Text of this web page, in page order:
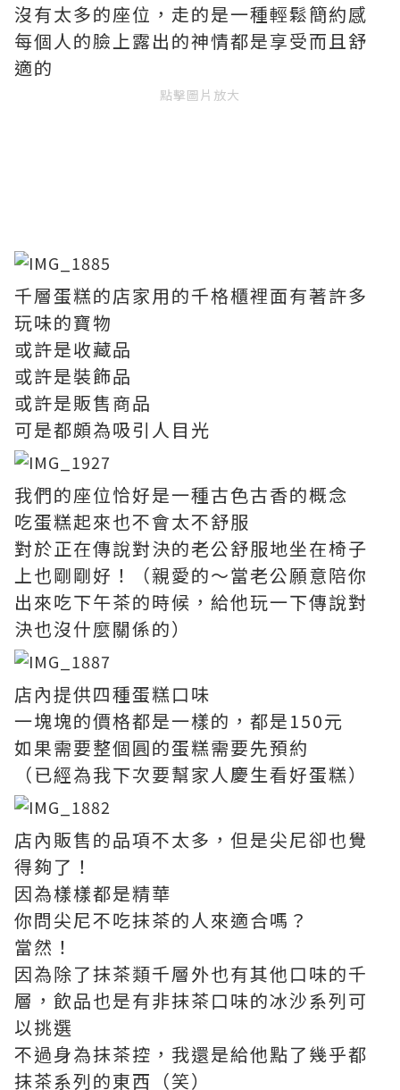
沒有太多的座位，走的是一種輕鬆簡約感
每個人的臉上露出的神情都是享受而且舒
適的
點擊圖片放大
千層蛋糕的店家用的千格櫃裡面有著許多
玩味的寶物
或許是收藏品
或許是裝飾品
或許是販售商品
可是都頗為吸引人目光
我們的座位恰好是一種古色古香的概念
吃蛋糕起來也不會太不舒服
對於正在傳說對決的老公舒服地坐在椅子
上也剛剛好！（親愛的～當老公願意陪你
出來吃下午茶的時候，給他玩一下傳說對
決也沒什麼關係的）
店內提供四種蛋糕口味
一塊塊的價格都是一樣的，都是150元
如果需要整個圓的蛋糕需要先預約
（已經為我下次要幫家人慶生看好蛋糕）
店內販售的品項不太多，但是尖尼卻也覺
得夠了！
因為樣樣都是精華
你問尖尼不吃抹茶的人來適合嗎？
當然！
因為除了抹茶類千層外也有其他口味的千
層，飲品也是有非抹茶口味的冰沙系列可
以挑選
不過身為抹茶控，我還是給他點了幾乎都
抹茶系列的東西（笑）